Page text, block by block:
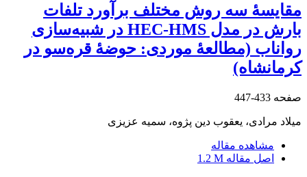
مقایسۀ سه روش مختلف برآورد تلفات
بارش در مدل HEC-HMS در شبیه‌سازی
رواناب‌ (مطالعۀ موردی: حوضۀ قره‌سو در
کرمانشاه)
صفحه 433-447
میلاد مرادی، یعقوب دین پژوه، سمیه عزیزی
مشاهده مقاله
اصل مقاله 1.2 M